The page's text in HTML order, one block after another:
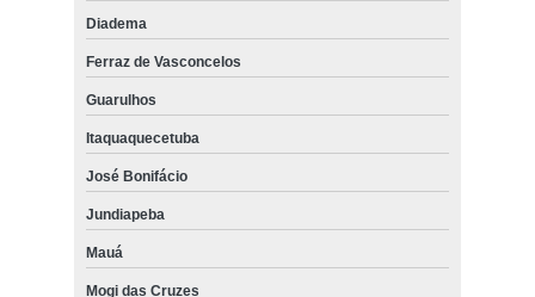
Diadema
Ferraz de Vasconcelos
Guarulhos
Itaquaquecetuba
José Bonifácio
Jundiapeba
Mauá
Mogi das Cruzes